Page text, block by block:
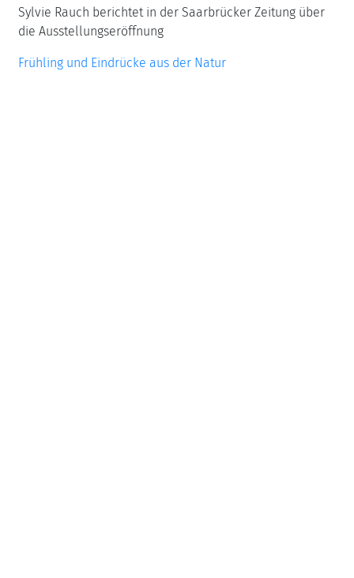
Sylvie Rauch berichtet in der Saarbrücker Zeitung über
die Ausstellungseröffnung
Frühling und Eindrücke aus der Natur